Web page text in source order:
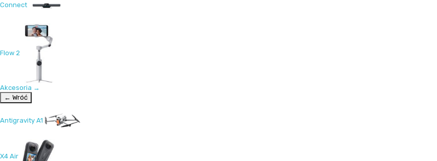
Connect
Flow 2
Akcesoria →
← Wróć
Antigravity A1
X4 Air